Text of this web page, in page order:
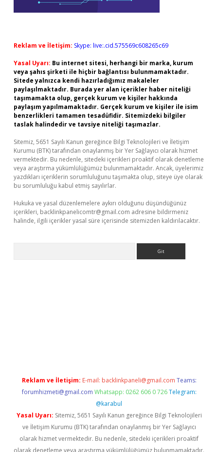
Reklam ve İletişim: Skype: live:.cid.575569c608265c69
Yasal Uyarı: Bu internet sitesi, herhangi bir marka, kurum
veya şahıs şirketi ile hiçbir bağlantısı bulunmamaktadır.
Sitede yalnızca kendi hazırladığımız makaleler
paylaşılmaktadır. Burada yer alan içerikler haber niteliği
taşımamakta olup, gerçek kurum ve kişiler hakkında
paylaşım yapılmamaktadır. Gerçek kurum ve kişiler ile isim
benzerlikleri tamamen tesadüfidir. Sitemizdeki bilgiler
taslak halindedir ve tavsiye niteliği taşımazlar.
Sitemiz, 5651 Sayılı Kanun gereğince Bilgi Teknolojileri ve İletişim
Kurumu (BTK) tarafından onaylanmış bir Yer Sağlayıcı olarak hizmet
vermektedir. Bu nedenle, sitedeki içerikleri proaktif olarak denetleme
veya araştırma yükümlülüğümüz bulunmamaktadır. Ancak, üyelerimiz
yazdıkları içeriklerin sorumluluğunu taşımakta olup, siteye üye olarak
bu sorumluluğu kabul etmiş sayılırlar.
Hukuka ve yasal düzenlemelere aykırı olduğunu düşündüğünüz
içerikleri, backlinkpanelicomtr@gmail.com adresine bildirmeniz
halinde, ilgili içerikler yasal süre içerisinde sitemizden kaldırılacaktır.
Reklam ve İletişim: E-mail: backlinkpaneli@gmail.com Teams:
forumhizmeti@gmail.com Whatsapp: 0262 606 0 726 Telegram:
@karabul
Yasal Uyarı: Sitemiz, 5651 Sayılı Kanun gereğince Bilgi Teknolojileri
ve İletişim Kurumu (BTK) tarafından onaylanmış bir Yer Sağlayıcı
olarak hizmet vermektedir. Bu nedenle, sitedeki içerikleri proaktif
olarak denetleme veya araştırma yükümlülüğümüz bulunmamaktadır.